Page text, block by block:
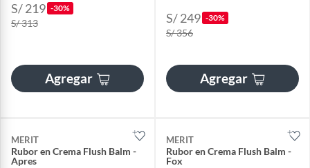
S/ 219 -30%
S/ 313
Agregar
S/ 249 -30%
S/ 356
Agregar
MERIT
Rubor en Crema Flush Balm -
Apres
MERIT
Rubor en Crema Flush Balm -
Fox